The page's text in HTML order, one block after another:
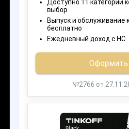
КАК ПРОХОДИТ
ОФОРМЛЕНИЕ
И ВЫДАЧАКРЕДИТА?